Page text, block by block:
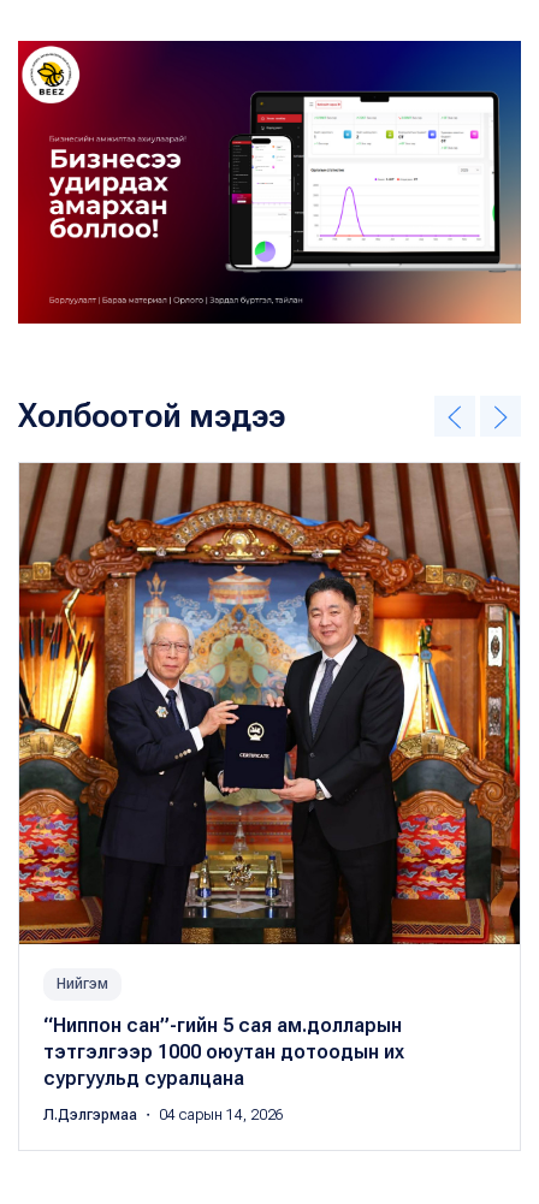
Холбоотой мэдээ
Нийгэм
“Ниппон сан”-гийн 5 сая ам.долларын
тэтгэлгээр 1000 оюутан дотоодын их
сургуульд суралцана
Л.Дэлгэрмаа ・ 04 сарын 14, 2026